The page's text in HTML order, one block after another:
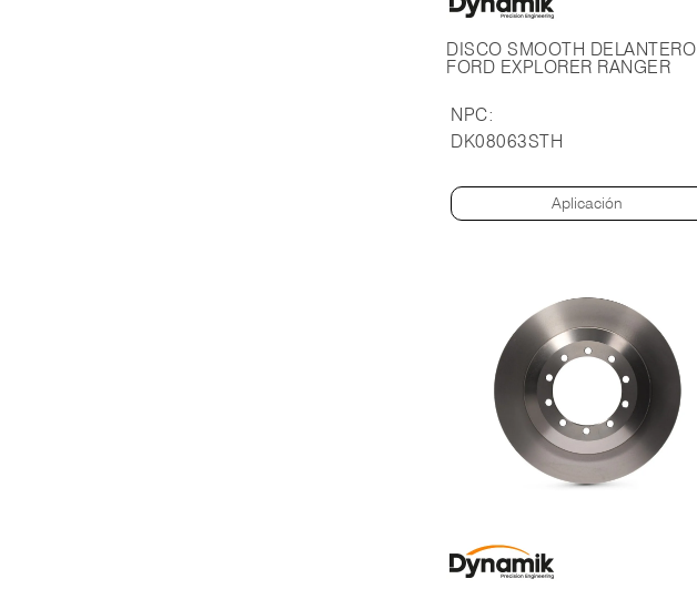
DISCO SMOOTH DELANTERO
FORD EXPLORER RANGER
NPC:
DK08063STH
Aplicación